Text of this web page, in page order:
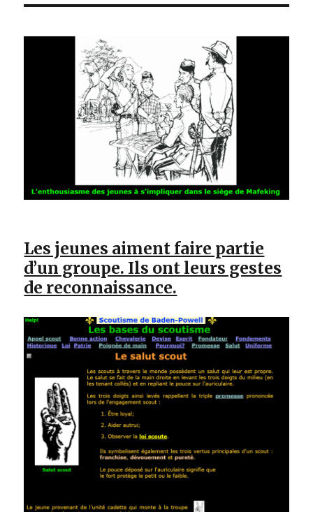
Les jeunes aiment faire partie
d’un groupe. Ils ont leurs gestes
de reconnaissance.